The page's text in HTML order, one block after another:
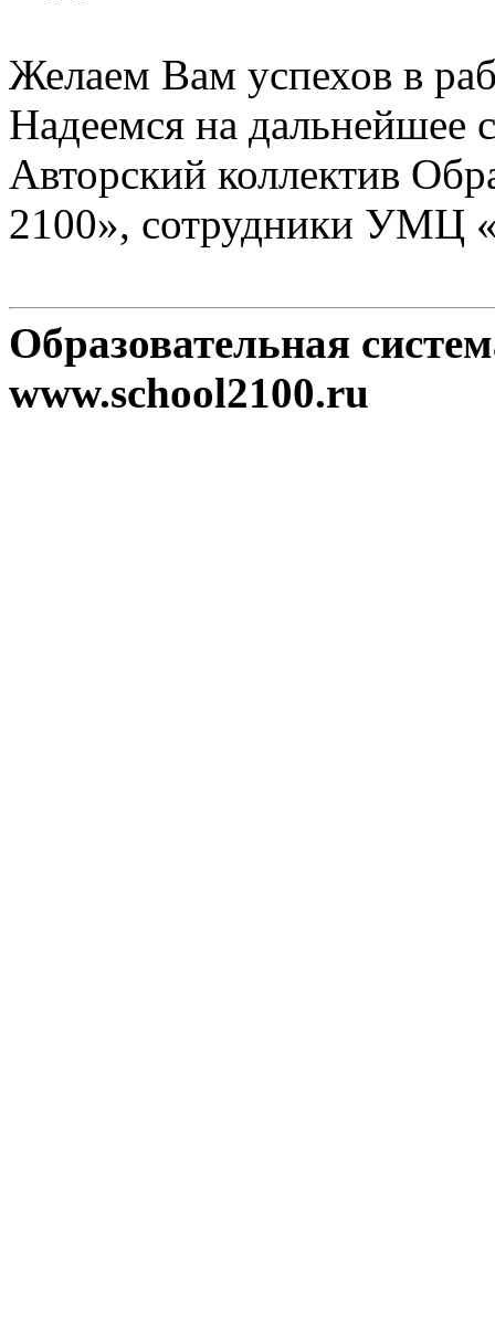
Желаем Вам успехов в
Надеемся на дальнейшее
Авторский коллектив
2100», сотрудники УМЦ
Образовательная
www.school2100.ru